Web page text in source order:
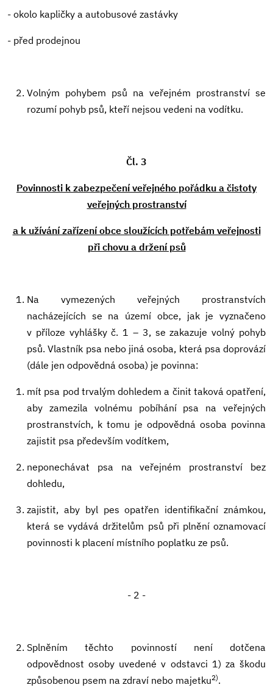
- okolo kapličky a autobusové zastávky
- před prodejnou
Volným pohybem psů na veřejném prostranství se
rozumí pohyb psů, kteří nejsou vedeni na vodítku.
Čl. 3
Povinnosti k zabezpečení veřejného pořádku a čistoty
veřejných prostranství
a k užívání zařízení obce sloužících potřebám veřejnosti
při chovu a držení psů
Na vymezených veřejných prostranstvích
nacházejících se na území obce, jak je vyznačeno
v příloze vyhlášky č. 1 – 3, se zakazuje volný pohyb
psů. Vlastník psa nebo jiná osoba, která psa doprovází
(dále jen odpovědná osoba) je povinna:
mít psa pod trvalým dohledem a činit taková opatření,
aby zamezila volnému pobíhání psa na veřejných
prostranstvích, k tomu je odpovědná osoba povinna
zajistit psa především vodítkem,
neponechávat psa na veřejném prostranství bez
dohledu,
zajistit, aby byl pes opatřen identifikační známkou,
která se vydává držitelům psů při plnění oznamovací
povinnosti k placení místního poplatku ze psů.
- 2 -
Splněním těchto povinností není dotčena
odpovědnost osoby uvedené v odstavci 1) za škodu
způsobenou psem na zdraví nebo majetku2).